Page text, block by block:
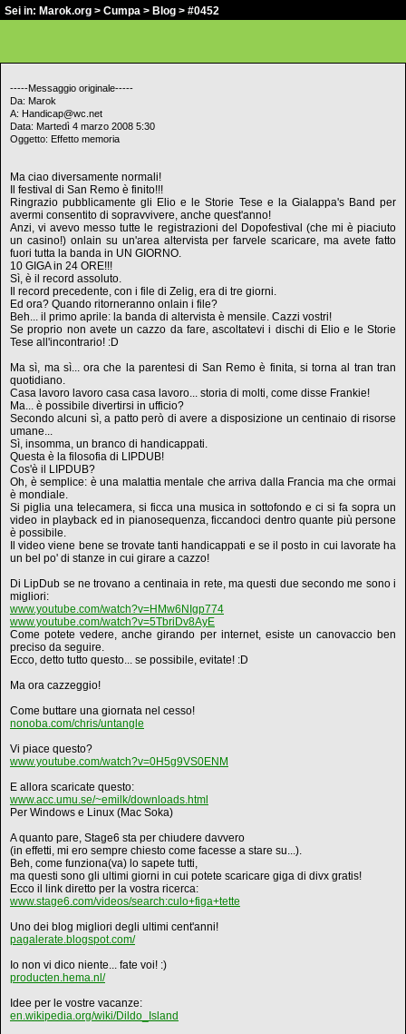
Sei in: Marok.org > Cumpa > Blog > #0452
-----Messaggio originale-----
Da: Marok
A: Handicap@wc.net
Data: Martedì 4 marzo 2008 5:30
Oggetto: Effetto memoria
Ma ciao diversamente normali!
Il festival di San Remo è finito!!!
Ringrazio pubblicamente gli Elio e le Storie Tese e la Gialappa's Band per
avermi consentito di sopravvivere, anche quest'anno!
Anzi, vi avevo messo tutte le registrazioni del Dopofestival (che mi è piaciuto
un casino!) onlain su un'area altervista per farvele scaricare, ma avete fatto
fuori tutta la banda in UN GIORNO.
10 GIGA in 24 ORE!!!
Sì, è il record assoluto.
Il record precedente, con i file di Zelig, era di tre giorni.
Ed ora? Quando ritorneranno onlain i file?
Beh... il primo aprile: la banda di altervista è mensile. Cazzi vostri!
Se proprio non avete un cazzo da fare, ascoltatevi i dischi di Elio e le Storie
Tese all'incontrario! :D
Ma sì, ma sì... ora che la parentesi di San Remo è finita, si torna al tran tran
quotidiano.
Casa lavoro lavoro casa casa lavoro... storia di molti, come disse Frankie!
Ma... è possibile divertirsi in ufficio?
Secondo alcuni sì, a patto però di avere a disposizione un centinaio di risorse
umane...
Sì, insomma, un branco di handicappati.
Questa è la filosofia di LIPDUB!
Cos'è il LIPDUB?
Oh, è semplice: è una malattia mentale che arriva dalla Francia ma che ormai
è mondiale.
Si piglia una telecamera, si ficca una musica in sottofondo e ci si fa sopra un
video in playback ed in pianosequenza, ficcandoci dentro quante più persone
è possibile.
Il video viene bene se trovate tanti handicappati e se il posto in cui lavorate ha
un bel po' di stanze in cui girare a cazzo!
Di LipDub se ne trovano a centinaia in rete, ma questi due secondo me sono i
migliori:
www.youtube.com/watch?v=HMw6NIgp774
www.youtube.com/watch?v=5TbriDv8AyE
Come potete vedere, anche girando per internet, esiste un canovaccio ben
preciso da seguire.
Ecco, detto tutto questo... se possibile, evitate! :D
Ma ora cazzeggio!
Come buttare una giornata nel cesso!
nonoba.com/chris/untangle
Vi piace questo?
www.youtube.com/watch?v=0H5g9VS0ENM
E allora scaricate questo:
www.acc.umu.se/~emilk/downloads.html
Per Windows e Linux (Mac Soka)
A quanto pare, Stage6 sta per chiudere davvero
(in effetti, mi ero sempre chiesto come facesse a stare su...).
Beh, come funziona(va) lo sapete tutti,
ma questi sono gli ultimi giorni in cui potete scaricare giga di divx gratis!
Ecco il link diretto per la vostra ricerca:
www.stage6.com/videos/search:culo+figa+tette
Uno dei blog migliori degli ultimi cent'anni!
pagalerate.blogspot.com/
Io non vi dico niente... fate voi! :)
producten.hema.nl/
Idee per le vostre vacanze:
en.wikipedia.org/wiki/Dildo_Island